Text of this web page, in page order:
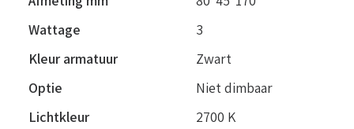
Wattage
3
Kleur armatuur
Zwart
Optie
Niet dimbaar
Lichtkleur
2700 K